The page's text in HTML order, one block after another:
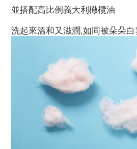
並搭配高比例義大利橄欖油
洗起來溫和又滋潤,如同被朵朵